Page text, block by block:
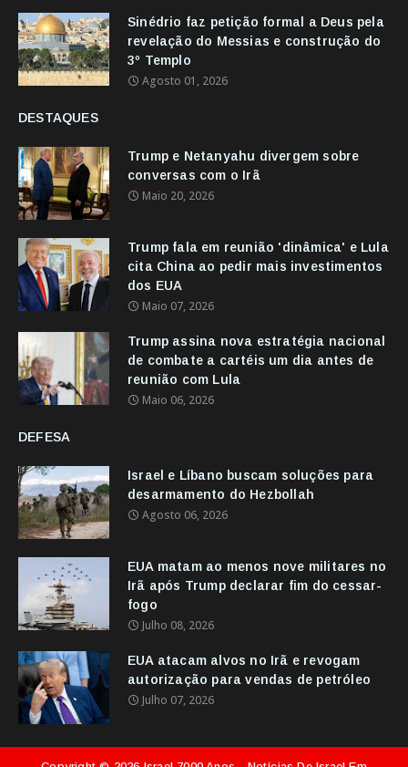
Sinédrio faz petição formal a Deus pela
revelação do Messias e construção do
3º Templo
Agosto 01, 2026
DESTAQUES
Trump e Netanyahu divergem sobre
conversas com o Irã
Maio 20, 2026
Trump fala em reunião 'dinâmica' e Lula
cita China ao pedir mais investimentos
dos EUA
Maio 07, 2026
Trump assina nova estratégia nacional
de combate a cartéis um dia antes de
reunião com Lula
Maio 06, 2026
DEFESA
Israel e Líbano buscam soluções para
desarmamento do Hezbollah
Agosto 06, 2026
EUA matam ao menos nove militares no
Irã após Trump declarar fim do cessar-
fogo
Julho 08, 2026
EUA atacam alvos no Irã e revogam
autorização para vendas de petróleo
Julho 07, 2026